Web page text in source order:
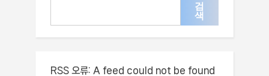
검
색
RSS 오류: A feed could not be found